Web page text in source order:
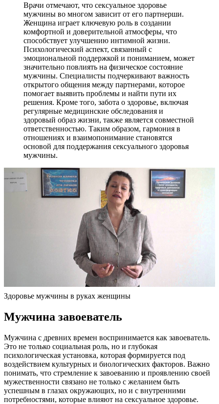
Врачи отмечают, что сексуальное здоровье
мужчины во многом зависит от его партнерши.
Женщина играет ключевую роль в создании
комфортной и доверительной атмосферы, что
способствует улучшению интимной жизни.
Психологический аспект, связанный с
эмоциональной поддержкой и пониманием, может
значительно повлиять на физическое состояние
мужчины. Специалисты подчеркивают важность
открытого общения между партнерами, которое
помогает выявить проблемы и найти пути их
решения. Кроме того, забота о здоровье, включая
регулярные медицинские обследования и
здоровый образ жизни, также является совместной
ответственностью. Таким образом, гармония в
отношениях и взаимопонимание становятся
основой для поддержания сексуального здоровья
мужчины.
Здоровье мужчины в руках женщины
Мужчина завоеватель
Мужчина с древних времен воспринимается как завоеватель.
Это не только социальная роль, но и глубокая
психологическая установка, которая формируется под
воздействием культурных и биологических факторов. Важно
понимать, что стремление к завоеванию и проявлению своей
мужественности связано не только с желанием быть
успешным в глазах окружающих, но и с внутренними
потребностями, которые влияют на сексуальное здоровье.